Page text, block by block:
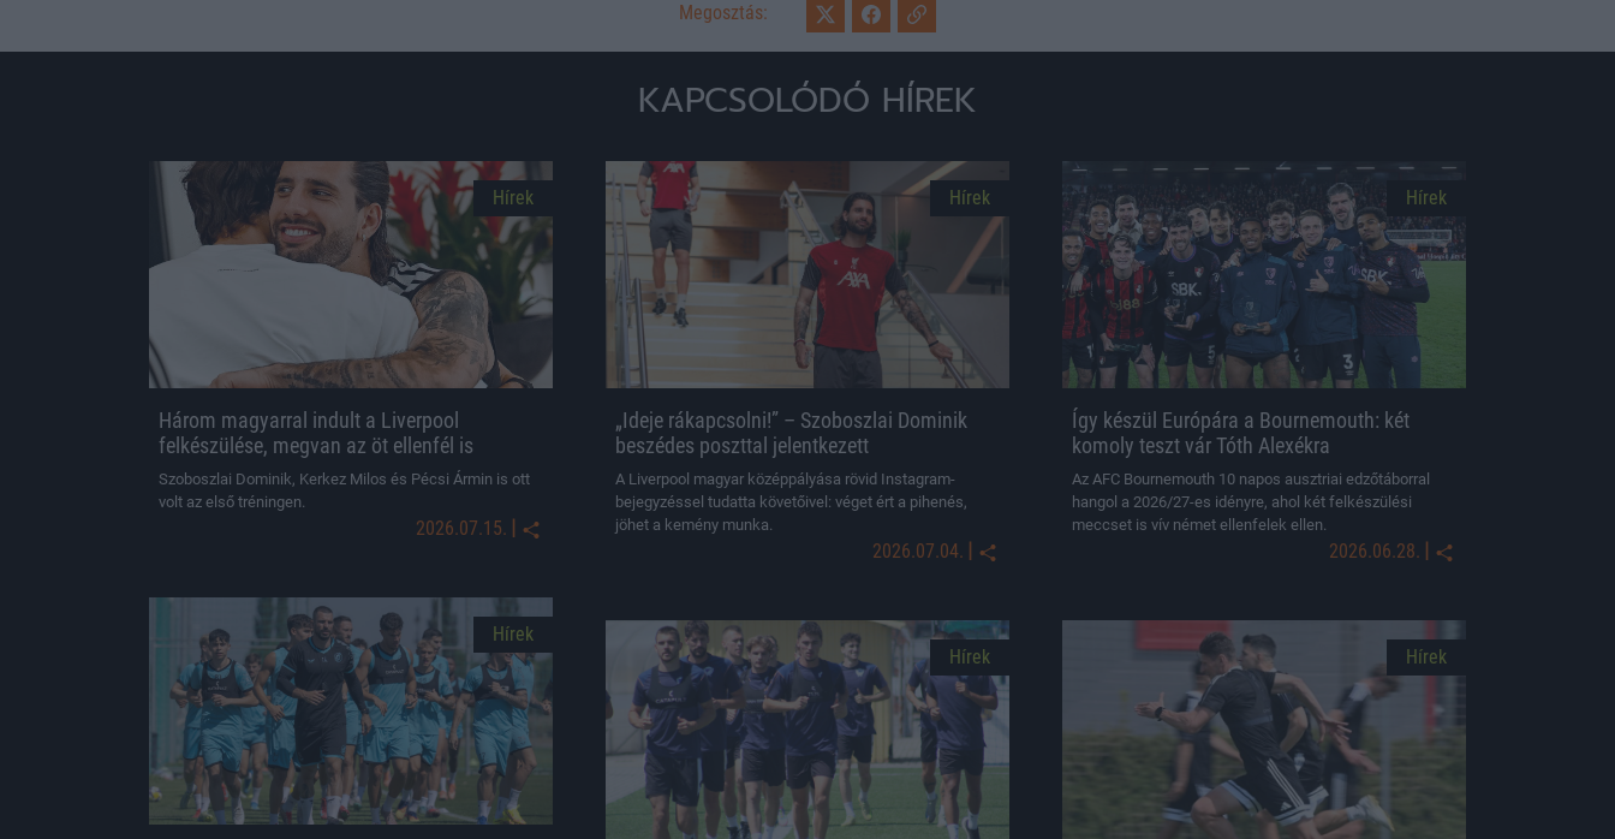
Megosztás:
KAPCSOLÓDÓ HÍREK
Hírek
Három magyarral indult a Liverpool
felkészülése, megvan az öt ellenfél is
Szoboszlai Dominik, Kerkez Milos és Pécsi Ármin is ott
volt az első tréningen.
2026.07.15. |
Hírek
„Ideje rákapcsolni!” – Szoboszlai Dominik
beszédes poszttal jelentkezett
A Liverpool magyar középpályása rövid Instagram-
bejegyzéssel tudatta követőivel: véget ért a pihenés,
jöhet a kemény munka.
2026.07.04. |
Hírek
Így készül Európára a Bournemouth: két
komoly teszt vár Tóth Alexékra
Az AFC Bournemouth 10 napos ausztriai edzőtáborral
hangol a 2026/27-es idényre, ahol két felkészülési
meccset is vív német ellenfelek ellen.
2026.06.28. |
Hírek
Hírek
Hírek